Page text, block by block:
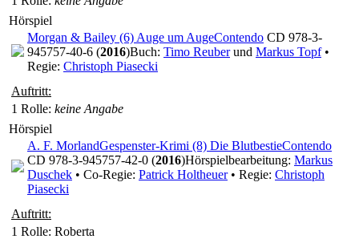
Hörspiel
Morgan & Bailey (6) Auge um AugeContendo CD 978-3-
945757-40-6 (2016)Buch: Timo Reuberund Markus Topf•
Regie: Christoph Piasecki
Auftritt:
1 Rolle: keine Angabe
Hörspiel
A. F. MorlandGespenster-Krimi (8) Die BlutbestieContendo
CD 978-3-945757-42-0 (2016)Hörspielbearbeitung: Markus
Duschek • Co-Regie: Patrick Holtheuer• Regie: Christoph
Piasecki
Auftritt:
1 Rolle: Roberta